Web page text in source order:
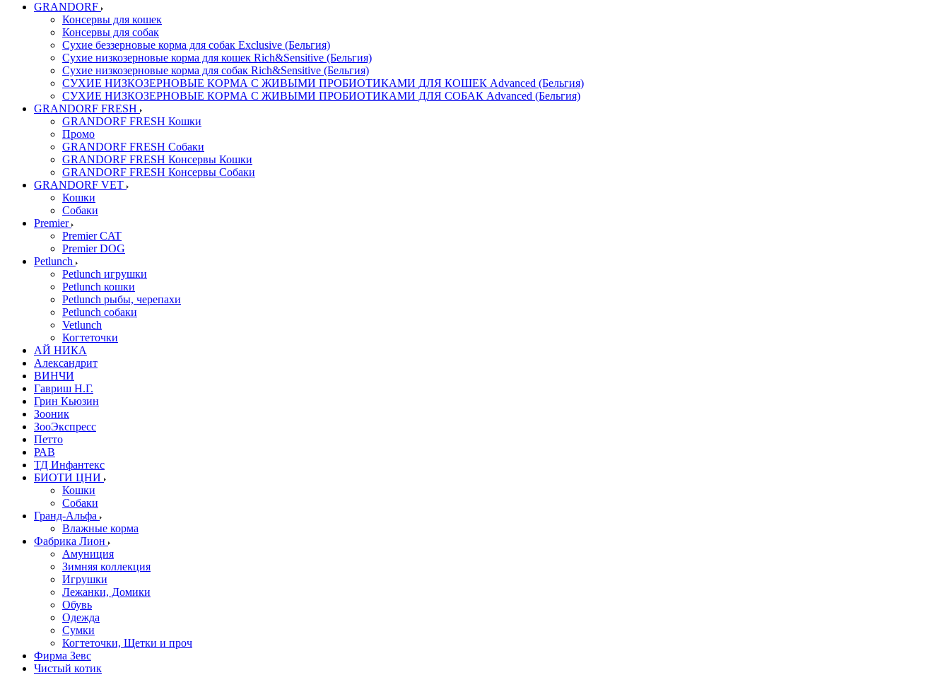
GRANDORF
Консервы для кошек
Консервы для собак
Сухие беззерновые корма для собак Exclusive (Бельгия)
Сухие низкозерновые корма для кошек Rich&Sensitive (Бельгия)
Сухие низкозерновые корма для собак Rich&Sensitive (Бельгия)
СУХИЕ НИЗКОЗЕРНОВЫЕ КОРМА С ЖИВЫМИ ПРОБИОТИКАМИ ДЛЯ КОШЕК Advanced (Бельгия)
СУХИЕ НИЗКОЗЕРНОВЫЕ КОРМА С ЖИВЫМИ ПРОБИОТИКАМИ ДЛЯ СОБАК Advanced (Бельгия)
GRANDORF FRESH
GRANDORF FRESH Кошки
Промо
GRANDORF FRESH Собаки
GRANDORF FRESH Консервы Кошки
GRANDORF FRESH Консервы Собаки
GRANDORF VET
Кошки
Собаки
Premier
Premier CAT
Premier DOG
Petlunch
Petlunch игрушки
Petlunch кошки
Petlunch рыбы, черепахи
Petlunch собаки
Vetlunch
Когтеточки
АЙ НИКА
Александрит
ВИНЧИ
Гавриш Н.Г.
Грин Кьюзин
Зооник
ЗооЭкспресс
Петто
РАВ
ТД Инфантекс
БИОТИ ЦНИ
Кошки
Собаки
Гранд-Альфа
Влажные корма
Фабрика Лион
Амуниция
Зимняя коллекция
Игрушки
Лежанки, Домики
Обувь
Одежда
Сумки
Когтеточки, Щетки и проч
Фирма Зевс
Чистый котик